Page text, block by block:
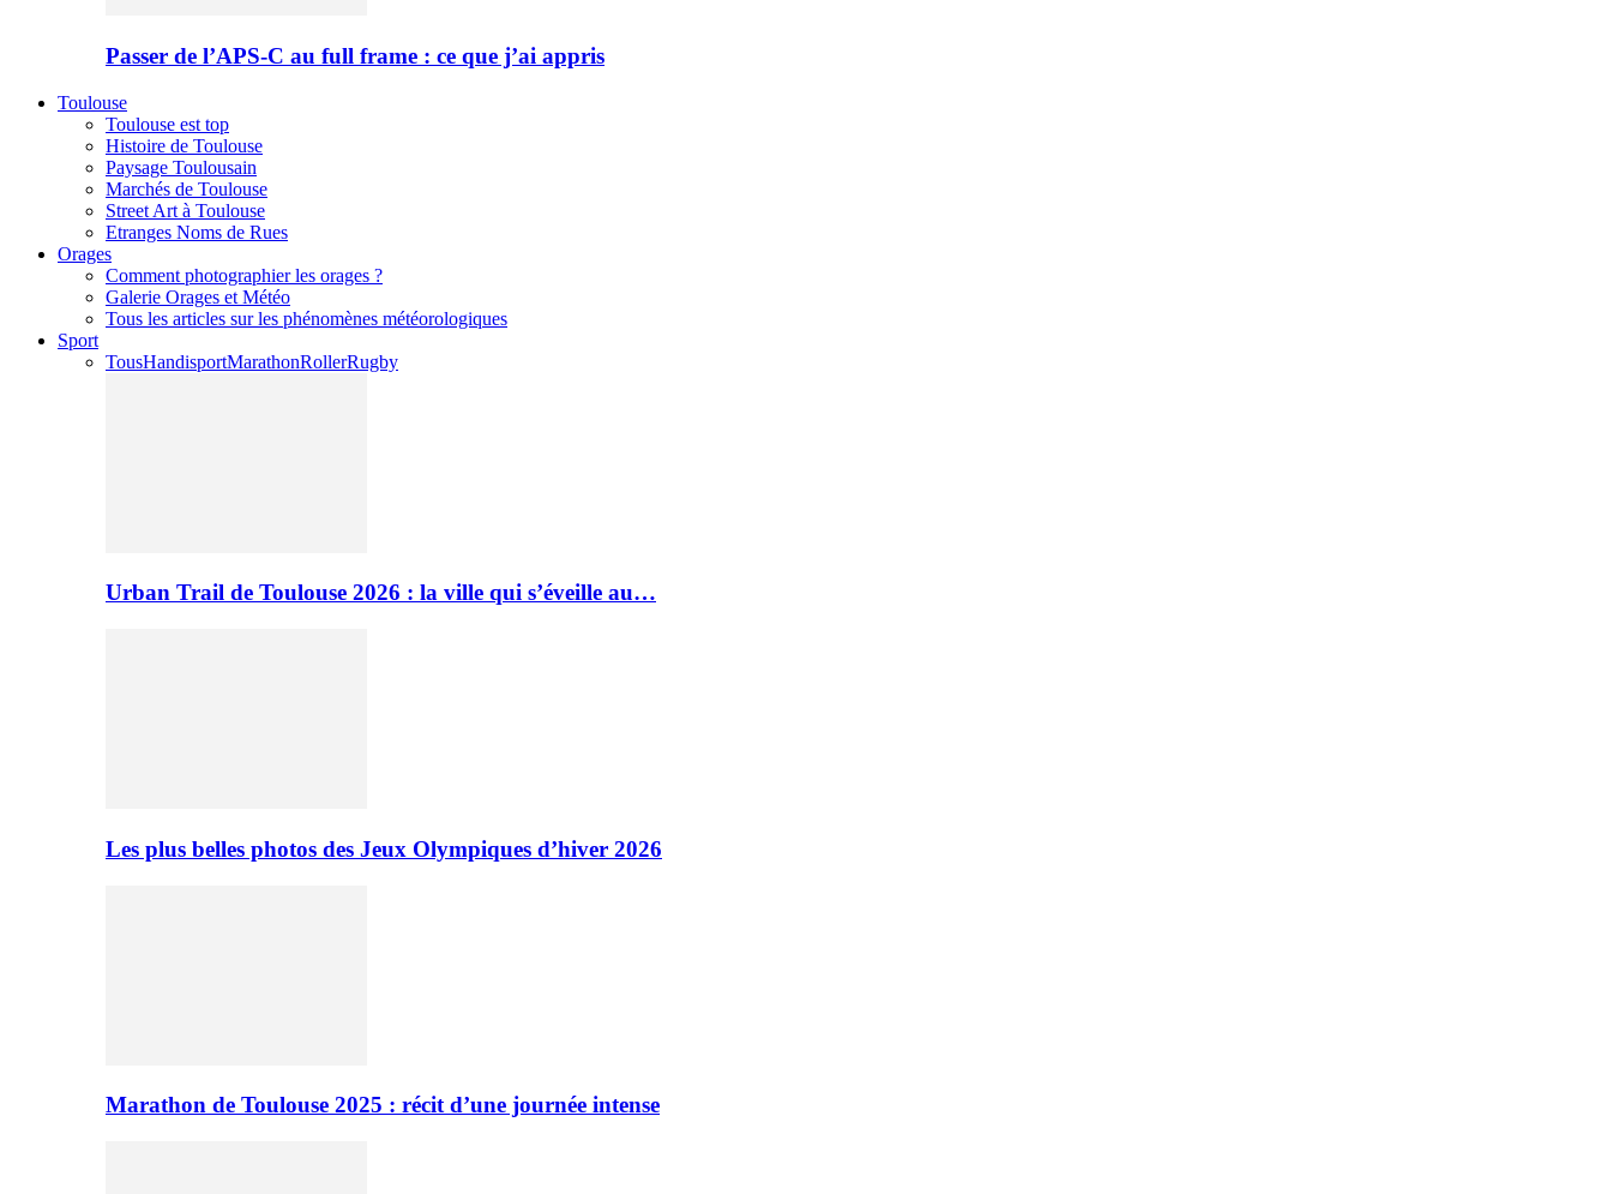
Passer de l’APS-C au full frame : ce que j’ai appris
Toulouse
Toulouse est top
Histoire de Toulouse
Paysage Toulousain
Marchés de Toulouse
Street Art à Toulouse
Etranges Noms de Rues
Orages
Comment photographier les orages ?
Galerie Orages et Météo
Tous les articles sur les phénomènes météorologiques
Sport
TousHandisportMarathonRollerRugby
Urban Trail de Toulouse 2026 : la ville qui s’éveille au…
Les plus belles photos des Jeux Olympiques d’hiver 2026
Marathon de Toulouse 2025 : récit d’une journée intense